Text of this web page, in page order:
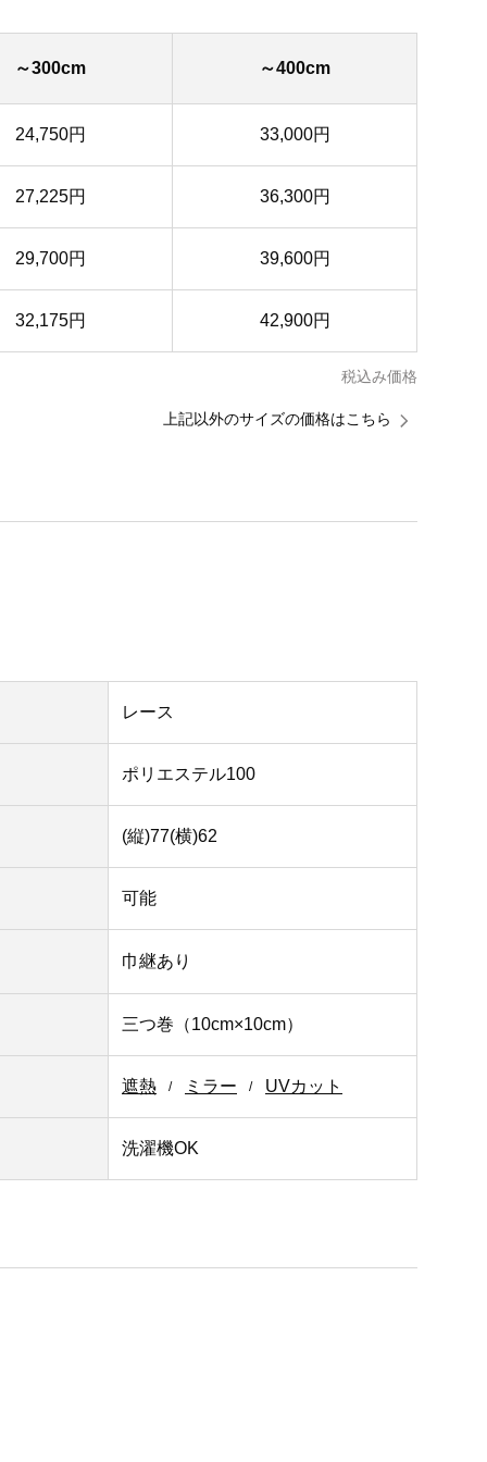
～300cm ～400cm
24,750円 33,000円
27,225円 36,300円
29,700円 39,600円
32,175円 42,900円
税込み価格
上記以外のサイズの価格はこちら
レース
ポリエステル100
(縦)77(横)62
可能
巾継あり
三つ巻（10cm×10cm）
遮熱 ミラー UVカット
洗濯機OK